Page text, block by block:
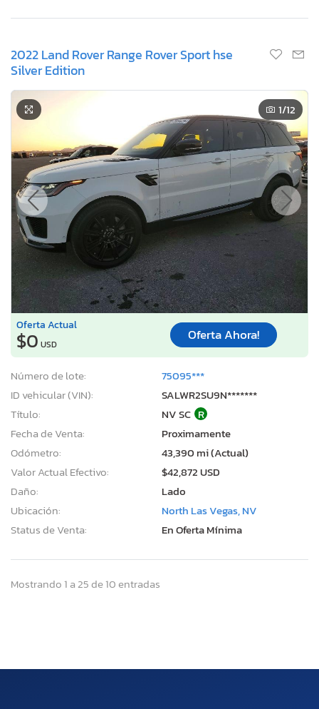
2022 Land Rover Range Rover Sport hse
Silver Edition
1/12
Oferta Actual
$0 USD
Oferta Ahora!
Número de lote:
75095***
ID vehicular (VIN):
SALWR2SU9N*******
Título:
NV SC R
Fecha de Venta:
Proximamente
Odómetro:
43,390 mi (Actual)
Valor Actual Efectivo:
$42,872 USD
Daño:
Lado
Ubicación:
North Las Vegas, NV
Status de Venta:
En Oferta Mínima
Mostrando 1 a 25 de 10 entradas